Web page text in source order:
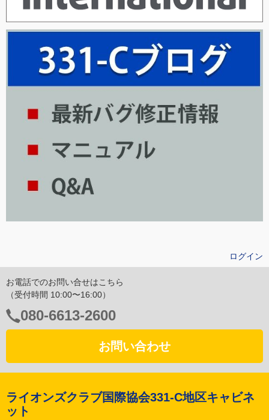
ログイン
お電話でのお問い合せはこちら
（受付時間 10:00〜16:00）
電
話
号：
080-6613-2600
お問い合わせ
ライオンズクラブ国際協会331-C地区キャビネ
ット